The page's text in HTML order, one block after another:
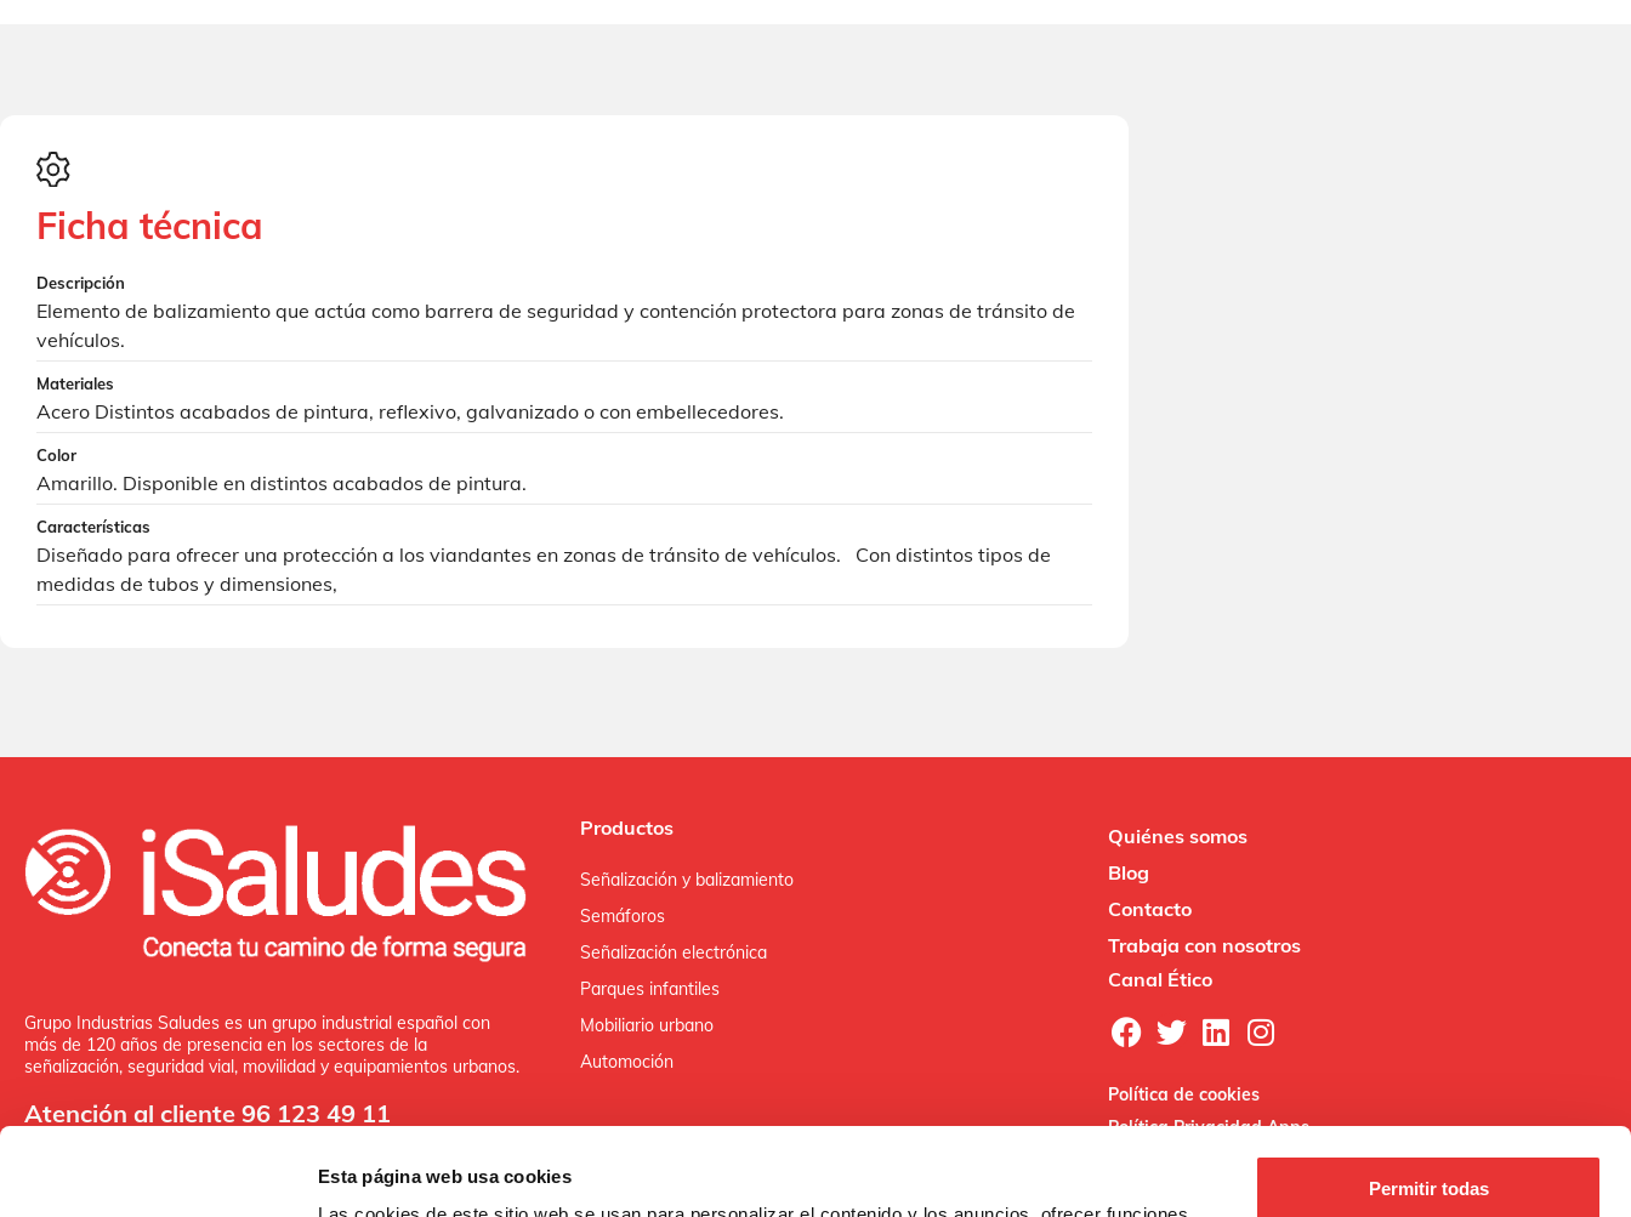
Esta página web usa cookies
Permitir todas
Ficha técnica
Descripción
Elemento de balizamiento que actúa como barrera de seguridad y contención protectora para zonas de tránsito de
vehículos.
Materiales
Acero Distintos acabados de pintura, reflexivo, galvanizado o con embellecedores.
Color
Amarillo. Disponible en distintos acabados de pintura.
Características
Diseñado para ofrecer una protección a los viandantes en zonas de tránsito de vehículos. Con distintos tipos de
medidas de tubos y dimensiones,
Grupo Industrias Saludes es un grupo industrial español con
más de 120 años de presencia en los sectores de la
señalización, seguridad vial, movilidad y equipamientos urbanos.
Atención al cliente 96 123 49 11
Productos
Señalización y balizamiento
Semáforos
Señalización electrónica
Parques infantiles
Mobiliario urbano
Automoción
Quiénes somos
Blog
Contacto
Trabaja con nosotros
Canal Ético
Política de cookies
Política Privacidad Apps